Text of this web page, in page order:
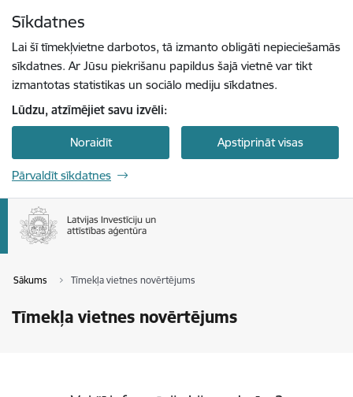
Sīkdatnes
Lai šī tīmekļvietne darbotos, tā izmanto obligāti nepieciešamās
sīkdatnes. Ar Jūsu piekrišanu papildus šajā vietnē var tikt
izmantotas statistikas un sociālo mediju sīkdatnes.
Lūdzu, atzīmējiet savu izvēli:
Noraidīt Apstiprināt visas
Pārvaldīt sīkdatnes
Sākums Tīmekļa vietnes novērtējums
Tīmekļa vietnes novērtējums